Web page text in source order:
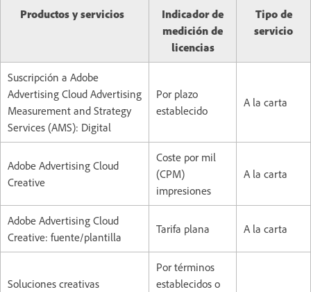
Productos y servicios
Indicador de
medición de
licencias
Tipo de
servicio
Suscripción a Adobe
Advertising Cloud Advertising
Measurement and Strategy
Services (AMS): Digital
Por plazo
establecido
A la carta
Adobe Advertising Cloud
Creative
Coste por mil
(CPM)
impresiones
A la carta
Adobe Advertising Cloud
Creative: fuente/plantilla
Tarifa plana A la carta
Soluciones creativas
Por términos
establecidos o